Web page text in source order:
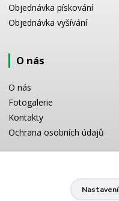
Objednávka pískování
Objednávka vyšívání
O nás
O nás
Fotogalerie
Kontakty
Ochrana osobních údajů
Potřebujete poradit s
Nastavení